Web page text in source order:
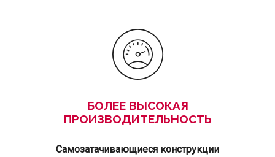
БОЛЕЕ ВЫСОКАЯ
ПРОИЗВОДИТЕЛЬНОСТЬ
Самозатачивающиеся конструкции